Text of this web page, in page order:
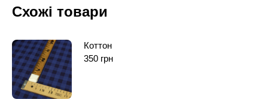
Схожі товари
Коттон
350 грн